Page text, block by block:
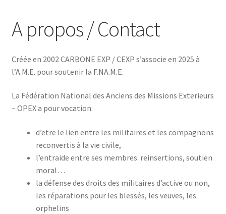
Divers
enfant
Habillement
enfant
Politique de cookies (UE)
A propos / Contact
Créée en 2002 CARBONE EXP / CEXP s’associe en 2025 à
l’A.M.E. pour soutenir la F.NA.M.E.
La Fédération National des Anciens des Missions Exterieurs
– OPEX a pour vocation:
d’etre le lien entre les militaires et les compagnons
reconvertis à la vie civile,
l’entraide entre ses membres: reinsertions, soutien
moral…
la défense des droits des militaires d’active ou non,
les réparations pour les blessés, les veuves, les
orphelins